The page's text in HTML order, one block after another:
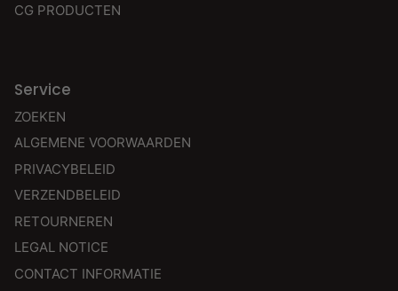
CG PRODUCTEN
Service
ZOEKEN
ALGEMENE VOORWAARDEN
PRIVACYBELEID
VERZENDBELEID
RETOURNEREN
LEGAL NOTICE
CONTACT INFORMATIE